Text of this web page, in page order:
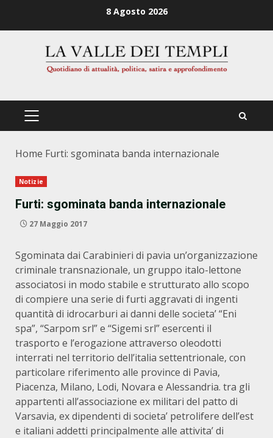
8 Agosto 2026
PRIMÄRES
Home Furti: sgominata banda internazionale
Notizie
Furti: sgominata banda internazionale
27 Maggio 2017
Sgominata dai Carabinieri di pavia un’organizzazione
criminale transnazionale, un gruppo italo-lettone
associatosi in modo stabile e strutturato allo scopo
di compiere una serie di furti aggravati di ingenti
quantità di idrocarburi ai danni delle societa’ “Eni
spa”, “Sarpom srl” e “Sigemi srl” esercenti il
trasporto e l’erogazione attraverso oleodotti
interrati nel territorio dell’italia settentrionale, con
particolare riferimento alle province di Pavia,
Piacenza, Milano, Lodi, Novara e Alessandria. tra gli
appartenti all’associazione ex militari del patto di
Varsavia, ex dipendenti di societa’ petrolifere dell’est
e italiani addetti principalmente alle attivita’ di